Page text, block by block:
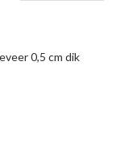
0,5 cm dik